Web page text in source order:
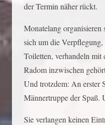
der Termin näher rückt.
Monatelang organisieren
sich um die
Toiletten, verhandeln mit
Radom inzwischen
Und trotzdem: An erster
Männertruppe der Spaß.
Sie verlangen keinen